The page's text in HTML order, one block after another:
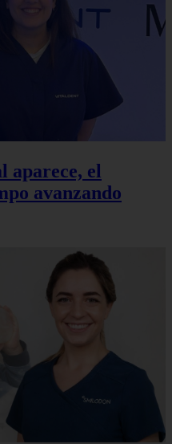
aparece, el
avanzando